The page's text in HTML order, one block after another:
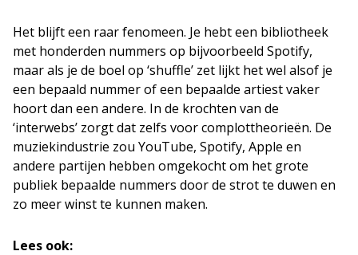
Het blijft een raar fenomeen. Je hebt een bibliotheek
met honderden nummers op bijvoorbeeld Spotify,
maar als je de boel op ‘shuffle’ zet lijkt het wel alsof je
een bepaald nummer of een bepaalde artiest vaker
hoort dan een andere. In de krochten van de
‘interwebs’ zorgt dat zelfs voor complottheorieën. De
muziekindustrie zou YouTube, Spotify, Apple en
andere partijen hebben omgekocht om het grote
publiek bepaalde nummers door de strot te duwen en
zo meer winst te kunnen maken.
Lees ook: